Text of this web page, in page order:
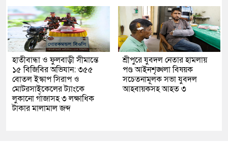
হাতীবান্ধা ও ফুলবাড়ী সীমান্তে
১৫ বিজিবির অভিযান: ৩৫৫
বোতল ইস্কাপ সিরাপ ও
মোটরসাইকেলের ট্যাংকে
লুকানো গাঁজাসহ ৩ লক্ষাধিক
টাকার মালামাল জব্দ
শ্রীপুরে যুবদল নেতার হামলায়
পণ্ড আইনশৃঙ্খলা বিষয়ক
সচেতনামূলক সভা যুবদল
আহবায়কসহ আহত ৩